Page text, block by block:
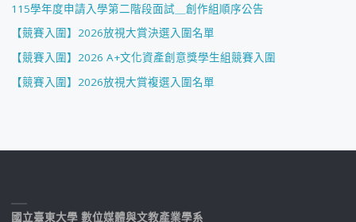
115學年度申請入學第二階段面試＿創作組順序公告
【競賽入圍】2026放視大賞決選入圍名單
【競賽入圍】2026 A+文化資產創意獎學生組競賽入圍
【競賽入圍】2026放視大賞複選入圍名單
國立臺東大學 數位媒體與文教產業學系